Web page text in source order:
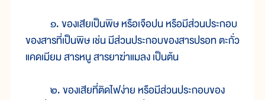
๑. ของเสียเป็นพิษ หรือเจือปน หรือมีส่วนประกอบ
ของสารที่เป็นพิษ เช่น มีส่วนประกอบของสารปรอท ตะกั่ว
แคดเมียม สารหนู สารยาฆ่าแมลง เป็นต้น
๒. ของเสียที่ติดไฟง่าย หรือมีส่วนประกอบของ